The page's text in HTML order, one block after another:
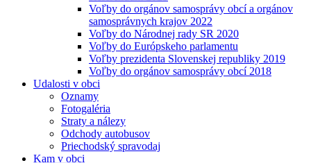
Voľby do orgánov samosprávy obcí a orgánov
samosprávnych krajov 2022
Voľby do Národnej rady SR 2020
Voľby do Európskeho parlamentu
Voľby prezidenta Slovenskej republiky 2019
Voľby do orgánov samosprávy obcí 2018
Udalosti v obci
Oznamy
Fotogaléria
Straty a nálezy
Odchody autobusov
Priechodský spravodaj
Kam v obci